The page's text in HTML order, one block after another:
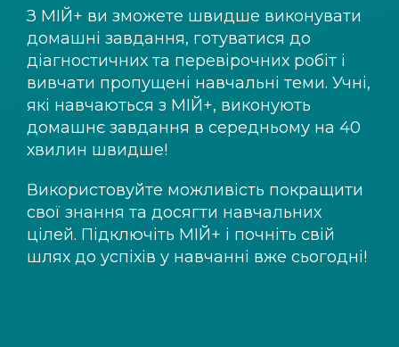
З МІЙ+ ви зможете швидше виконувати
домашні завдання, готуватися до
діагностичних та перевірочних робіт і
вивчати пропущені навчальні теми. Учні,
які навчаються з МІЙ+, виконують
домашнє завдання в середньому на 40
хвилин швидше!
Використовуйте можливість покращити
свої знання та досягти навчальних
цілей. Підключіть МІЙ+ і почніть свій
шлях до успіхів у навчанні вже сьогодні!